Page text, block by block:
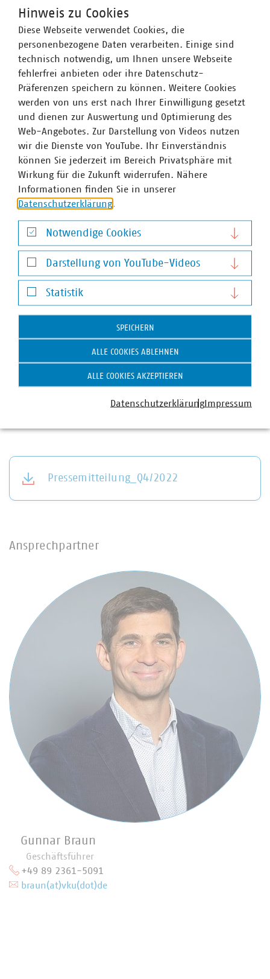
Unternehmen in den Bereichen Energie,
Wasser/Abwasser, Abfallwirtschaft sowie
Telekommunikation. Mit mehr als 275.000 Beschäftigten
wurden 2018 Umsatzerlöse von rund 119 Milliarden Euro
erwirtschaftet und mehr als 12 Milliarden Euro investiert.
Im Endkundensegment haben die VKU-
Mitgliedsunternehmen große Marktanteile in zentralen
Ver- und Entsorgungsbereichen: Strom 62 Prozent, Erdgas
67 Prozent, Trinkwasser 90 Prozent, Wärme 74 Prozent,
Abwasser 44 Prozent. Sie entsorgen jeden Tag 31.500
Tonnen Abfall und tragen durch getrennte Sammlung
entscheidend dazu bei, dass Deutschland mit 67 Prozent
die höchste Recyclingquote in der Europäischen Union
hat. Immer mehr kommunale Unternehmen engagieren
sich im Breitbandausbau. 190 Unternehmen investieren
pro Jahr über 450 Mio. EUR. Sie steigern jährlich ihre
Investitionen um rund 30 Prozent. Beim
Breitbandausbau setzen 93 Prozent der Unternehmen auf
Glasfaser bis mindestens ins Gebäude.
In Bayern sind 207 kommunale Unternehmen im VKU
organisiert. Die VKU-Mitgliedsunternehmen in Bayern
leisten jährlich Investitionen in Höhe von über 2
Milliarden Euro, erwirtschaften einen Umsatz von fast 16
Milliarden Euro und sind wichtiger Arbeitgeber für über
38.000 Beschäftigte.
Pressemitteilung_Q4/2022
Ansprechpartner
Gunnar Braun
Geschäftsführer
+49 89 2361-5091
braun(at)vku(dot)de
Hinweis zu Cookies
Diese Webseite verwendet Cookies, die
personenbezogene Daten verarbeiten. Einige sind
technisch notwendig, um Ihnen unsere Webseite
fehlerfrei anbieten oder ihre Datenschutz-
Präferenzen speichern zu können. Weitere Cookies
werden von uns erst nach Ihrer Einwilligung gesetzt
und dienen zur Auswertung und Optimierung des
Web-Angebotes. Zur Darstellung von Videos nutzen
wir die Dienste von YouTube. Ihr Einverständnis
können Sie jederzeit im Bereich Privatsphäre mit
Wirkung für die Zukunft widerrufen. Nähere
Informationen finden Sie in unserer
Datenschutzerklärung.
Notwendige Cookies
Notwendige Cookies
Darstellung von YouTube-Videos
Darstellung von YouTube-Videos
Statistik
Statistik
SPEICHERN
ALLE COOKIES ABLEHNEN
ALLE COOKIES AKZEPTIEREN
DatenschutzerklärungImpressum